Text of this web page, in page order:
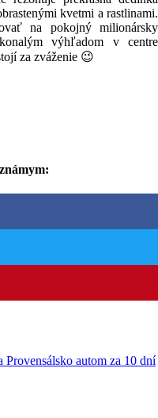
kvetmi a rastlinami.
na pokojný milionársky
výhľadom v centre
za zváženie 😉
Provensálsko autom za 10 dní